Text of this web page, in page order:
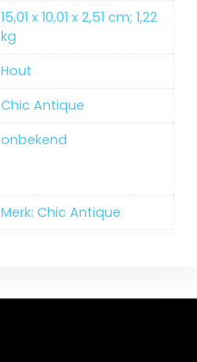
‎15,01 x 10,01 x 2,51 cm; 1,22
kg
‎Hout
‎Chic Antique
‎onbekend
Merk: Chic Antique